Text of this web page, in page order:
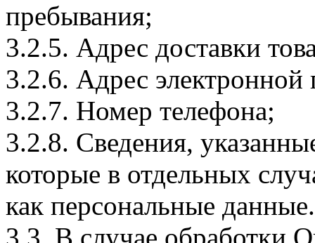
пребывания;
3.2.5. Адрес доставки
3.2.6. Адрес электронной
3.2.7. Номер телефона;
3.2.8. Сведения,
которые в отдельных
как персональные данные.